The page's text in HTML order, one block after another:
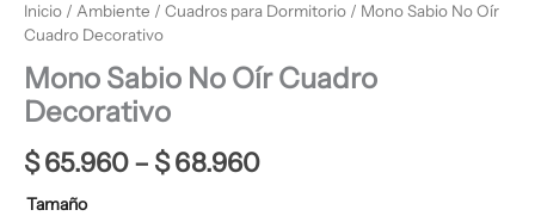
Inicio / Ambiente / Cuadros para Dormitorio / Mono Sabio No Oír
Cuadro Decorativo
Mono Sabio No Oír Cuadro
Decorativo
$65.960– $68.960
Tamaño